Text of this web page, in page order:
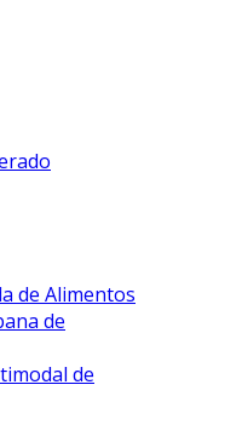
de Alimentos
de
de